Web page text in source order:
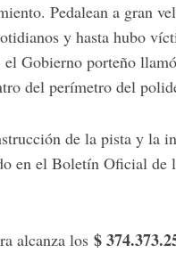
Pedalean a gran
y hasta hubo
Gobierno porteño
del perímetro del
de la pista y la
en el Boletín Oficial de
alcanza los $